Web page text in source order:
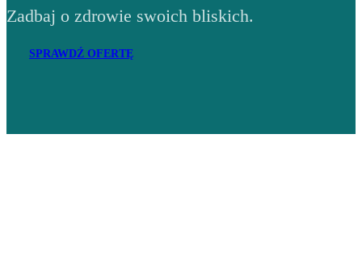
Zadbaj o zdrowie swoich bliskich.
SPRAWDŹ OFERTĘ